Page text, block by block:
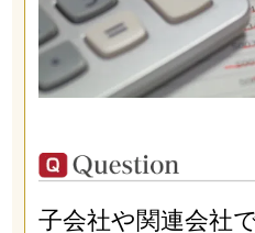
子会社や関連会社